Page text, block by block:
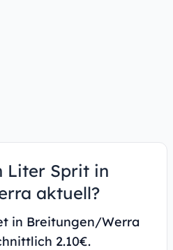
Liter Sprit in
aktuell?
in Breitungen/Werra
2.10€.